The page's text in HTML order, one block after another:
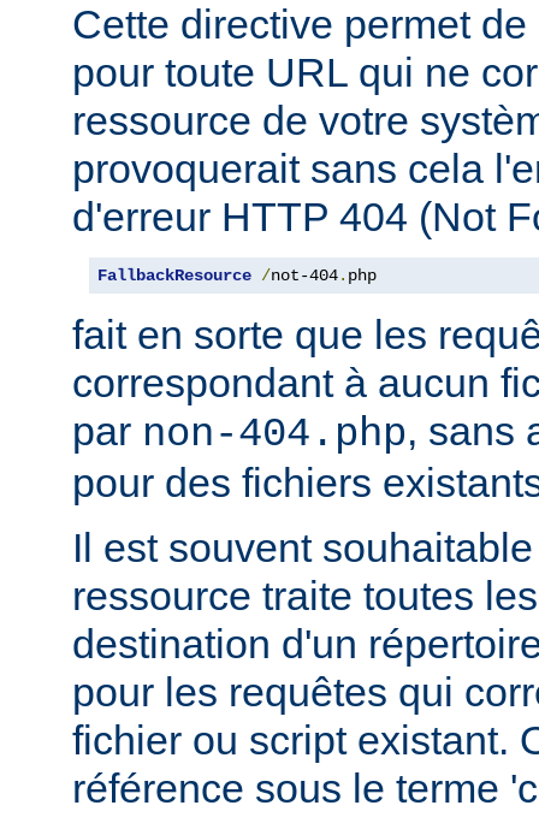
Cette directive permet
pour toute URL qui ne
ressource de votre
provoquerait sans cela
d'erreur HTTP 404 (Not
FallbackResource /not-404. php
fait en sorte que les
correspondant à aucun
par non-404.php, sans
pour des fichiers
Il est souvent
ressource traite toutes
destination d'un
pour les requêtes qui
fichier ou script existant.
référence sous le terme